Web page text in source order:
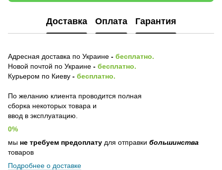
Доставка Оплата Гарантия
Адресная доставка по Украине - бесплатно.
Новой почтой по Украине - бесплатно.
Курьером по Киеву - бесплатно.
По желанию клиента проводится полная
сборка некоторых товара и
ввод в эксплуатацию.
0%
мы не требуем предоплату для отправки большинства
товаров
Подробнее о доставке